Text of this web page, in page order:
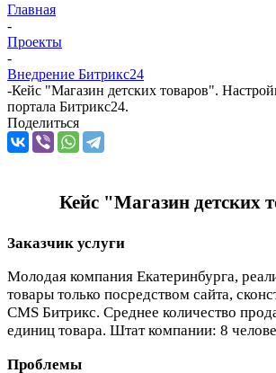
Главная
-
Проекты
-
Внедрение Битрикс24
-Кейс "Магазин детских товаров".
портала Битрикс24.
Поделиться
Кейс "Магазин детских
Заказчик услуги
Молодая компания Екатеринбурга,
товары только посредством сайта,
CMS Битрикс. Среднее количество
единиц товара. Штат компании: 8
Проблемы